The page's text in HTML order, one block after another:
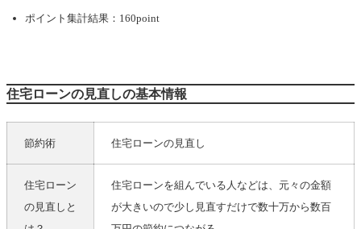
ポイント集計結果：160point
住宅ローンの見直しの基本情報
節約術 住宅ローンの見直し
住宅ローン
の見直しと
住宅ローンを組んでいる人などは、元々の金額
が大きいので少し見直すだけで数十万から数百